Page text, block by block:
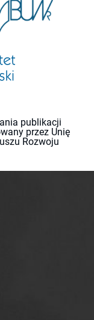
publikacji
przez Unię
Rozwoju